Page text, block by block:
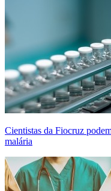
Cientistas da Fiocruz
malária